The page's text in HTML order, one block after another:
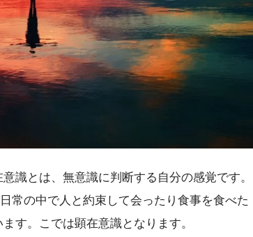
識とは、無意識に判断する自分の感覚です。
常の中で人と約束して会ったり食事を食べた
す。こでは顕在意識となります。